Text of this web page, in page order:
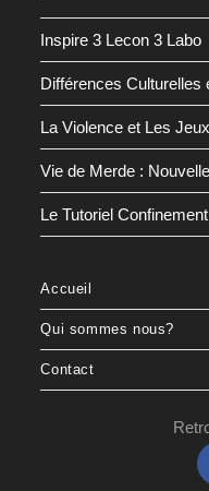
Inspire 3 Lecon 3 Labo
Différences Culturelles
La Violence et Les
Vie de Merde :
Le Tutoriel
Accueil
Qui sommes nous?
Contact